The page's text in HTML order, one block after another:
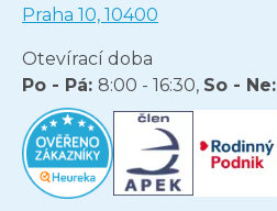
Praha 10, 10400
Otevírací doba
Po - Pá: 8:00 - 16:30, So - Ne: